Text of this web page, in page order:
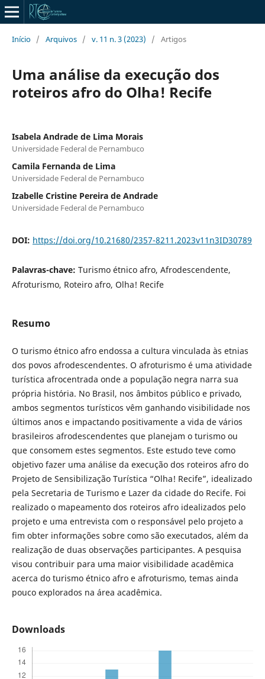
Início / Arquivos / v. 11 n. 3 (2023) / Artigos
Uma análise da execução dos
roteiros afro do Olha! Recife
Isabela Andrade de Lima Morais
Universidade Federal de Pernambuco
Camila Fernanda de Lima
Universidade Federal de Pernambuco
Izabelle Cristine Pereira de Andrade
Universidade Federal de Pernambuco
DOI: https://doi.org/10.21680/2357-8211.2023v11n3ID30789
Palavras-chave: Turismo étnico afro, Afrodescendente,
Afroturismo, Roteiro afro, Olha! Recife
Resumo
O turismo étnico afro endossa a cultura vinculada às etnias
dos povos afrodescendentes. O afroturismo é uma atividade
turística afrocentrada onde a população negra narra sua
própria história. No Brasil, nos âmbitos público e privado,
ambos segmentos turísticos vêm ganhando visibilidade nos
últimos anos e impactando positivamente a vida de vários
brasileiros afrodescendentes que planejam o turismo ou
que consomem estes segmentos. Este estudo teve como
objetivo fazer uma análise da execução dos roteiros afro do
Projeto de Sensibilização Turística “Olha! Recife”, idealizado
pela Secretaria de Turismo e Lazer da cidade do Recife. Foi
realizado o mapeamento dos roteiros afro idealizados pelo
projeto e uma entrevista com o responsável pelo projeto a
fim obter informações sobre como são executados, além da
realização de duas observações participantes. A pesquisa
visou contribuir para uma maior visibilidade acadêmica
acerca do turismo étnico afro e afroturismo, temas ainda
pouco explorados na área acadêmica.
Downloads